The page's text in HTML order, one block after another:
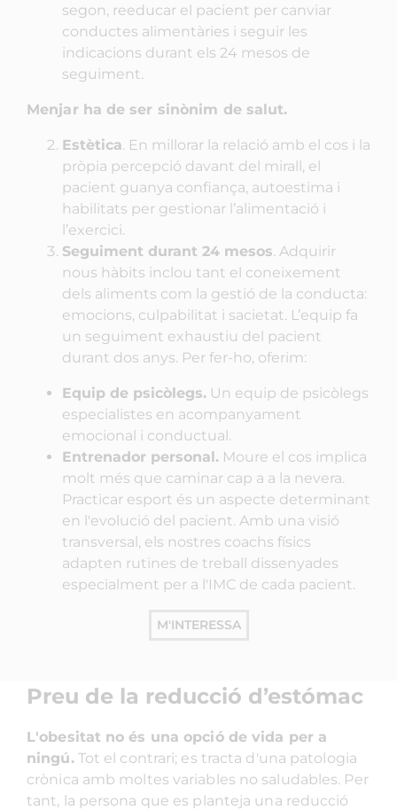
segon, reeducar el pacient per canviar
conductes alimentàries i seguir les
indicacions durant els 24 mesos de
seguiment.
Menjar ha de ser sinònim de salut.
Estètica. En millorar la relació amb el cos i la
pròpia percepció davant del mirall, el
pacient guanya confiança, autoestima i
habilitats per gestionar l’alimentació i
l’exercici.
Seguiment durant 24 mesos. Adquirir
nous hàbits inclou tant el coneixement
dels aliments com la gestió de la conducta:
emocions, culpabilitat i sacietat. L’equip fa
un seguiment exhaustiu del pacient
durant dos anys. Per fer-ho, oferim:
Equip de psicòlegs. Un equip de psicòlegs
especialistes en acompanyament
emocional i conductual.
Entrenador personal. Moure el cos implica
molt més que caminar cap a a la nevera.
Practicar esport és un aspecte determinant
en l'evolució del pacient. Amb una visió
transversal, els nostres coachs físics
adapten rutines de treball dissenyades
especialment per a l'IMC de cada pacient.
M'INTERESSA
Preu de la reducció d’estómac
L'obesitat no és una opció de vida per a
ningú.Tot el contrari; es tracta d'una patologia
crònica amb moltes variables no saludables. Per
tant, la persona que es planteja una reducció